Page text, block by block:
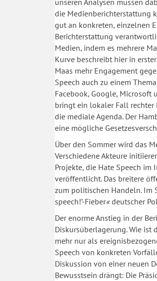
unseren Analysen müssen
die Medienberichterstattung
gut an konkreten, einzelnen
Berichterstattung
Medien, indem es mehrere
Kurve beschreibt hier in
Maas mehr Engagement
Speech auch zu einem
Facebook, Google, Microsoft
bringt ein lokaler Fall rechter
die mediale Agenda. Der
eine mögliche
Über den Sommer wird das
Verschiedene Akteure
Projekte, die Hate Speech
veröffentlicht. Das breitere
zum politischen Handeln. Im
speech!’-Fieber«deutscher
Der enorme Anstieg in der
Diskursüberlagerung. Wie ist
mehr nur als
Speech von konkreten
Diskussion von einer neuen
Bewusstsein drängt: Die